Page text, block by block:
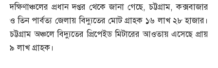
দক্ষিণাঞ্চলের প্রধান দপ্তর থেকে জানা গেছে,চট্টগ্রাম,কক্সবাজার
ও তিন পার্বত্য জেলায় বিদ্যুতের মোট গ্রাহক ১৬ লাখ ২৮ হাজার।
চট্টগ্রাম অঞ্চলে বিদ্যুতের প্রিপেইড মিটারের আওতায় এসেছে প্রায়
৯ লাখ গ্রাহক।